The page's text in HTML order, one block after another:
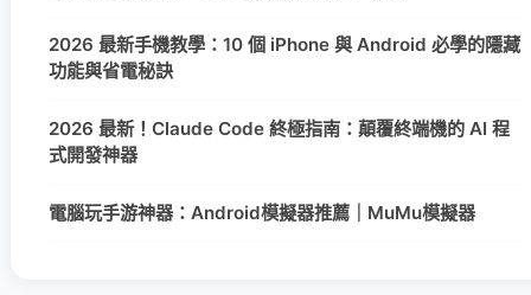
2026 最新手機教學：10 個 iPhone 與 Android 必學的隱藏
功能與省電秘訣
2026 最新！Claude Code 終極指南：顛覆終端機的 AI 程
式開發神器
電腦玩手游神器：Android模擬器推薦｜MuMu模擬器